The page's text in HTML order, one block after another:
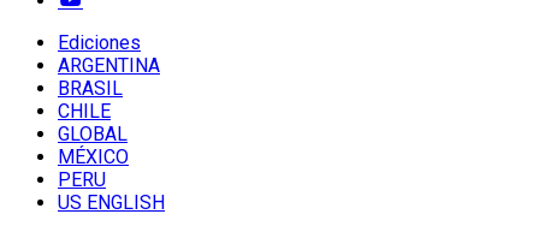
Ediciones
ARGENTINA
BRASIL
CHILE
GLOBAL
MÉXICO
PERU
US ENGLISH